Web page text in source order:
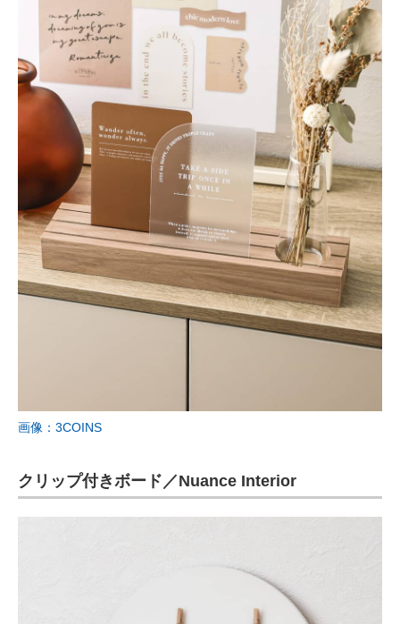
画像：3COINS
クリップ付きボード／Nuance Interior